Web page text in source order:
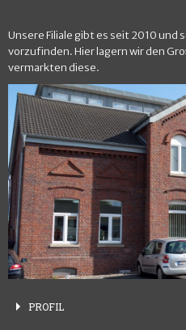
Unsere Filiale gibt es seit 2010 und
vorzufinden. Hier lagern wir den
vermarkten diese.
PROFIL